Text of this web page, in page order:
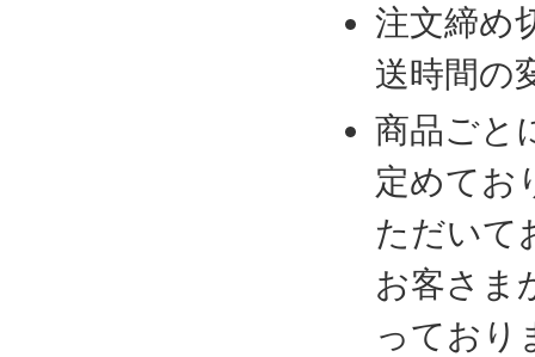
注文締め
送時間の
商品ごと
定めてお
ただいて
お客さま
っており